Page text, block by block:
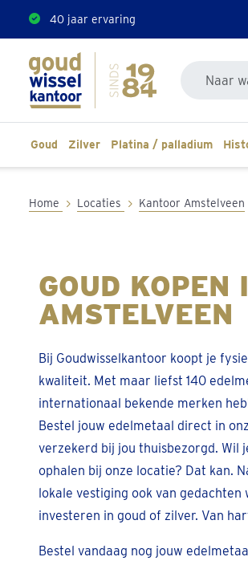
40 jaar ervaring
Goud Zilver Platina / palladium
Home Locaties Kantoor Amstelveen
GOUD KOPEN
AMSTELVEEN
Bij Goudwisselkantoor koopt je
kwaliteit. Met maar liefst 140
internationaal bekende merken
Bestel jouw edelmetaal direct in
verzekerd bij jou thuisbezorgd. Wil
ophalen bij onze locatie? Dat kan.
lokale vestiging ook van gedachten
investeren in goud of zilver. Van
Bestel vandaag nog jouw